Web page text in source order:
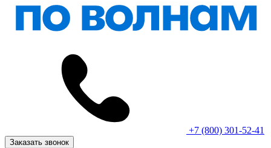
+7 (800) 301-52-41
Заказать звонок